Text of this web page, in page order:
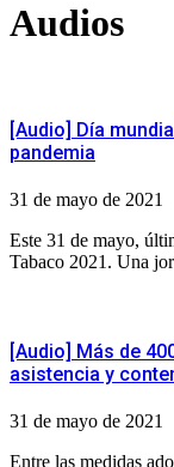
Audios
[Audio] Día
pandemia
31 de mayo de 2021
Este 31 de mayo,
Tabaco 2021. Una
[Audio] Más de
asistencia y
31 de mayo de 2021
Entre las medidas